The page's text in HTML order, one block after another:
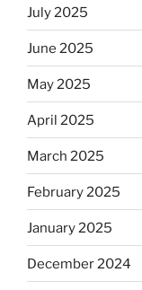
July 2025
June 2025
May 2025
April 2025
March 2025
February 2025
January 2025
December 2024